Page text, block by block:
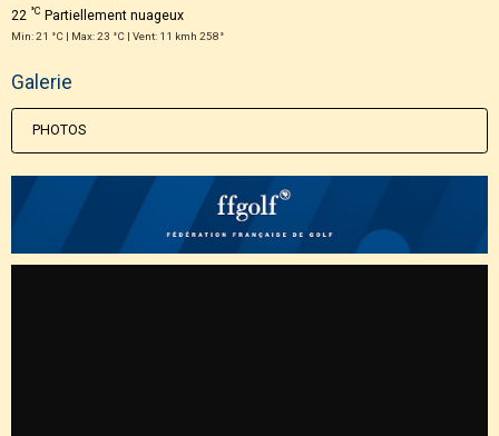
22 °C Partiellement nuageux
Min: 21 °C | Max: 23 °C | Vent: 11 kmh 258°
Galerie
PHOTOS